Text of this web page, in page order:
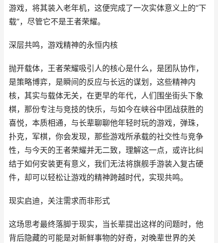
游戏，将其装入老年机，这便完成了一次实体意义上的“下
载”，尽管它不是王者荣耀。
深层共鸣，游戏精神的永恒内核
抛开载体，王者荣耀吸引人的核心是什么，是团队协作，
是策略博弈，是瞬间的反应与长远的谋划，这些精神内
核，其实与载体无关，在更早的年代，人们围坐街头下象
棋，那份专注与竞技的快乐，与如今在峡谷中团战获胜的
喜悦，本质相通，与长辈聊聊他年轻时玩的游戏，弹珠，
扑克，军棋，你会发现，那些游戏所承载的社交性与竞争
性，与今天的王者荣耀并无二致，理解这一点，或许比纠
结于如何安装更有意义，我们无法将旗舰手游装入复古硬
件，却可以轻松让游戏的精神跨越时代，实现共鸣。
现实启迪，关注需求而非形式
这场思考最终落脚于现实，当长辈提出这样的问题时，他
背后隐藏的可能是对新鲜事物的好奇，对晚辈世界的关